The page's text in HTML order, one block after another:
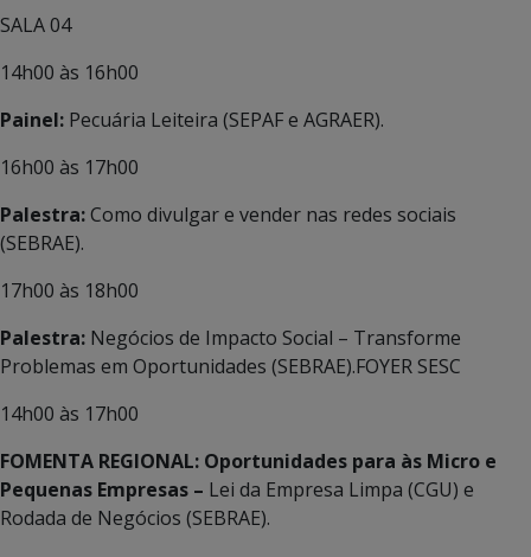
SALA 04
14h00 às 16h00
Painel: Pecuária Leiteira (SEPAF e AGRAER).
16h00 às 17h00
Palestra:Como divulgar e vender nas redes sociais
(SEBRAE).
17h00 às 18h00
Palestra: Negócios de Impacto Social – Transforme
Problemas em Oportunidades (SEBRAE).FOYER SESC
14h00 às 17h00
FOMENTA REGIONAL: Oportunidades para às Micro e
Pequenas Empresas – Lei da Empresa Limpa (CGU) e
Rodada de Negócios (SEBRAE).